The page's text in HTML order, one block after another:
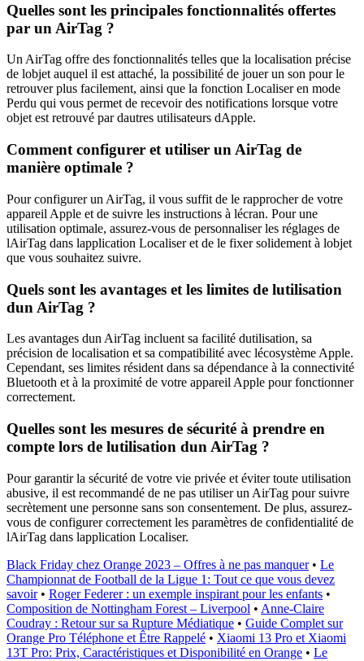
Quelles sont les principales fonctionnalités offertes
par un AirTag ?
Un AirTag offre des fonctionnalités telles que la localisation précise
de lobjet auquel il est attaché, la possibilité de jouer un son pour le
retrouver plus facilement, ainsi que la fonction Localiser en mode
Perdu qui vous permet de recevoir des notifications lorsque votre
objet est retrouvé par dautres utilisateurs dApple.
Comment configurer et utiliser un AirTag de
manière optimale ?
Pour configurer un AirTag, il vous suffit de le rapprocher de votre
appareil Apple et de suivre les instructions à lécran. Pour une
utilisation optimale, assurez-vous de personnaliser les réglages de
lAirTag dans lapplication Localiser et de le fixer solidement à lobjet
que vous souhaitez suivre.
Quels sont les avantages et les limites de lutilisation
dun AirTag ?
Les avantages dun AirTag incluent sa facilité dutilisation, sa
précision de localisation et sa compatibilité avec lécosystème Apple.
Cependant, ses limites résident dans sa dépendance à la connectivité
Bluetooth et à la proximité de votre appareil Apple pour fonctionner
correctement.
Quelles sont les mesures de sécurité à prendre en
compte lors de lutilisation dun AirTag ?
Pour garantir la sécurité de votre vie privée et éviter toute utilisation
abusive, il est recommandé de ne pas utiliser un AirTag pour suivre
secrètement une personne sans son consentement. De plus, assurez-
vous de configurer correctement les paramètres de confidentialité de
lAirTag dans lapplication Localiser.
Black Friday chez Orange 2023 – Offres à ne pas manquer• Le
Championnat de Football de la Ligue 1: Tout ce que vous devez
savoir• Roger Federer : un exemple inspirant pour les enfants •
Composition de Nottingham Forest – Liverpool • Anne-Claire
Coudray : Retour sur sa Rupture Médiatique • Guide Complet sur
Orange Pro Téléphone et Être Rappelé • Xiaomi 13 Pro et Xiaomi
13T Pro: Prix, Caractéristiques et Disponibilité en Orange • Le